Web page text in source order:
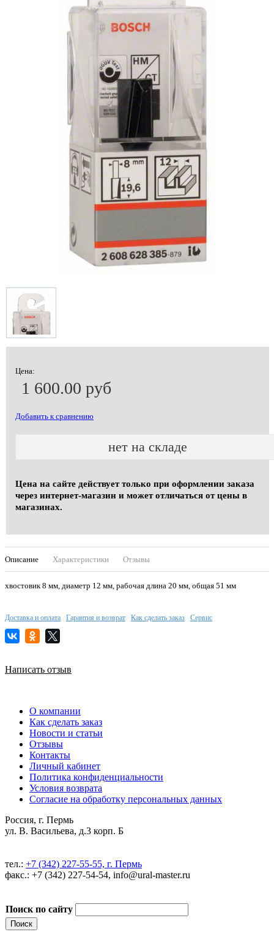
Цена:
1 600.00 руб
Добавить к сравнению
нет на складе
Цена на сайте действует только при оформлении заказа
через интернет-магазин и может отличаться от цены в
магазинах.
Описание Характеристики Отзывы
хвостовик 8 мм, диаметр 12 мм, рабочая длина 20 мм, общая 51 мм
Доставка и оплата Гарантия и возврат Как сделать заказ Сервис
Написать отзыв
О компании
Как сделать заказ
Новости и статьи
Отзывы
Контакты
Личный кабинет
Политика конфиденциальности
Условия возврата
Согласие на обработку персональных данных
Россия, г. Пермь
ул. В. Васильева, д.3 корп. Б
тел.: +7 (342) 227-55-55, г. Пермь
факс.: +7 (342) 227-54-54, info@ural-master.ru
Поиск по сайту